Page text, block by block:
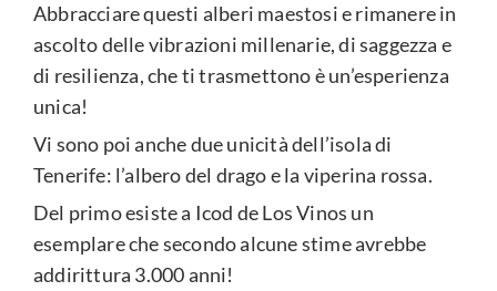
Abbracciare questi alberi maestosi e rimanere in
ascolto delle vibrazioni millenarie, di saggezza e
di resilienza, che ti trasmettono è un’esperienza
unica!
Vi sono poi anche due unicità dell’isola di
Tenerife: l’albero del drago e la viperina rossa.
Del primo esiste a Icod de Los Vinos un
esemplare che secondo alcune stime avrebbe
addirittura 3.000 anni!